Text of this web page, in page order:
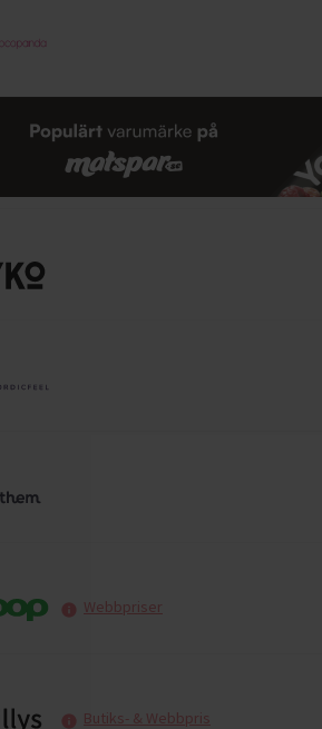
Webbpriser
Butiks- & Webbpris